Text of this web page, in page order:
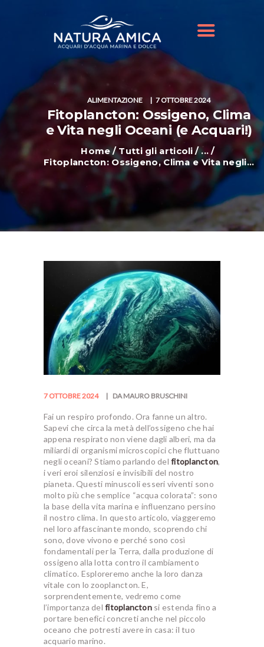
ALIMENTAZIONE 7 OTTOBRE 2024
Fitoplancton: Ossigeno, Clima
e Vita negli Oceani (e Acquari!)
Home Tutti gli articoli
...
Fitoplancton: Ossigeno, Clima e Vita negli...
IL NOSTRO NEGOZIO
OFFERTE ACQUARI
SHOP ONLINE
BLOG
7 OTTOBRE 2024 DA MAURO BRUSCHINI
Fai un respiro profondo. Ora fanne un altro.
Sapevi che circa la metà dell’ossigeno che hai
appena respirato non viene dagli alberi, ma da
miliardi di organismi microscopici che fluttuano
negli oceani? Stiamo parlando delfitoplancton,
i veri eroi silenziosi e invisibili del nostro
pianeta. Questi minuscoli esseri viventi sono
molto più che semplice “acqua colorata”: sono
la base della vita marina e influenzano persino
il nostro clima. In questo articolo, viaggeremo
nel loro affascinante mondo, scoprendo chi
sono, dove vivono e perché sono così
fondamentali per la Terra, dalla produzione di
ossigeno alla lotta contro il cambiamento
climatico. Esploreremo anche la loro danza
vitale con lo zooplancton. E,
sorprendentemente, vedremo come
l’importanza delfitoplanctonsi estenda fino a
portare benefici concreti anche nel piccolo
oceano che potresti avere in casa: il tuo
acquario marino.